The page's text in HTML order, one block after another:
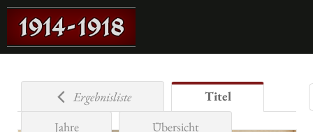
Ergebnisliste
Titel
Jahre
Übersicht